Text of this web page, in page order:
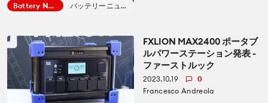
Battery News バッテリーニュース
FXLION MAX2400 ポータブ
ルパワーステーション発表 -
ファーストルック
2023.10.19
0
Francesco Andreola